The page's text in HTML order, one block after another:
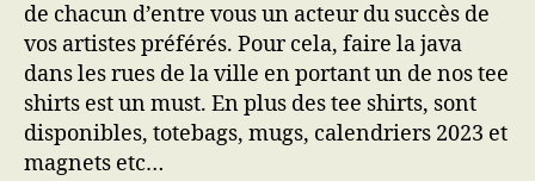
de chacun d’entre vous un acteur du succès de
vos artistes préférés. Pour cela, faire la java
dans les rues de la ville en portant un de nos tee
shirts est un must. En plus des tee shirts, sont
disponibles, totebags, mugs, calendriers 2023 et
magnets etc…